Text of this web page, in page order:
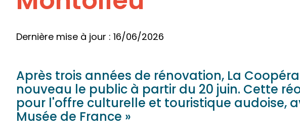
Dernière mise à jour : 16/06/2026
Après trois années de rénovation, La
nouveau le public à partir du 20 juin. Cette
pour l'offre culturelle et touristique audoise,
Musée de France »